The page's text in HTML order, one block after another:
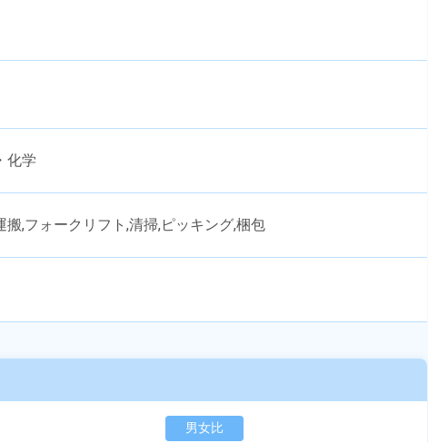
化学
,フォークリフト,清掃,ピッキング,梱包
男女比